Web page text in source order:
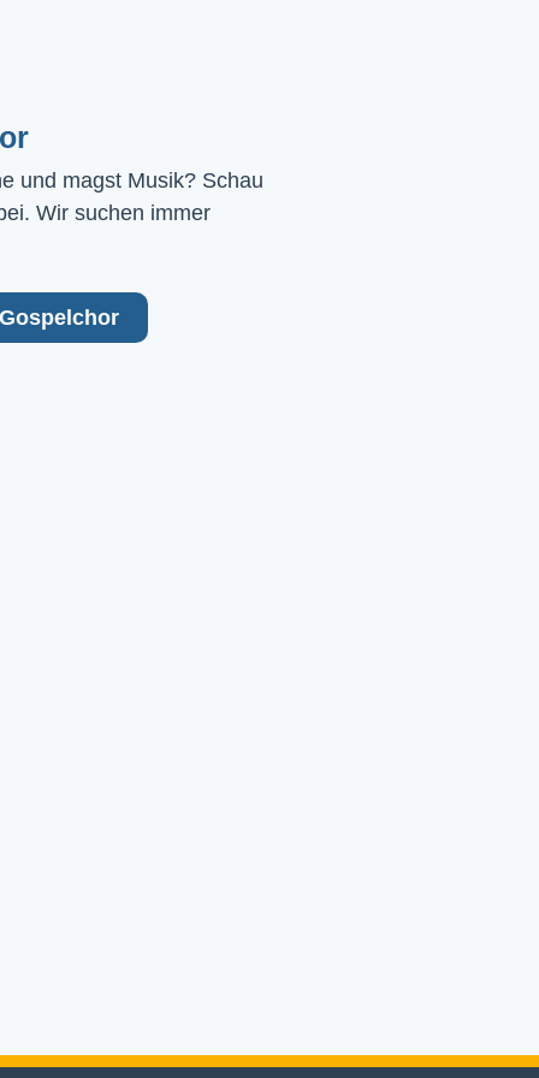
und magst Musik? Schau
Wir suchen immer